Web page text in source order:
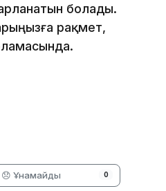
болады.
рақмет,
😞 Ұнамайды 0